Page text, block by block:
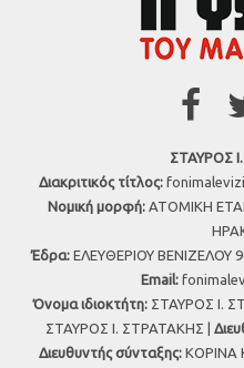
ΣΤΑΥΡΟΣ
Διακριτικός τίτλος:
Νομική μορφή: ΑΤΟΜΙΚΗ
Έδρα: ΕΛΕΥΘΕΡΙΟΥ ΒΕΝΙΖΕΛΟΥ
Εmail:
Όνομα ιδιοκτήτη: ΣΤΑΥΡΟΣ Ι.
ΣΤΑΥΡΟΣ Ι. ΣΤΡΑΤΑΚΗΣ |
Διευθυντής σύνταξης:ΚΟΡΙΝΑ